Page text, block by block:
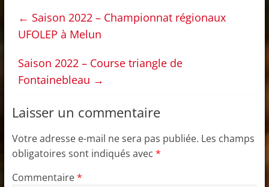
← Saison 2022 – Championnat régionaux
UFOLEP à Melun
Saison 2022 – Course triangle de
Fontainebleau →
Laisser un commentaire
Votre adresse e-mail ne sera pas publiée. Les champs
obligatoires sont indiqués avec *
Commentaire*